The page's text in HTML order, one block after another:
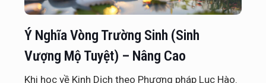
Ý Nghĩa Vòng Trường Sinh (Sinh
Vượng Mộ Tuyệt) – Nâng Cao
Khi học về Kinh Dịch theo Phương pháp Lục Hào.